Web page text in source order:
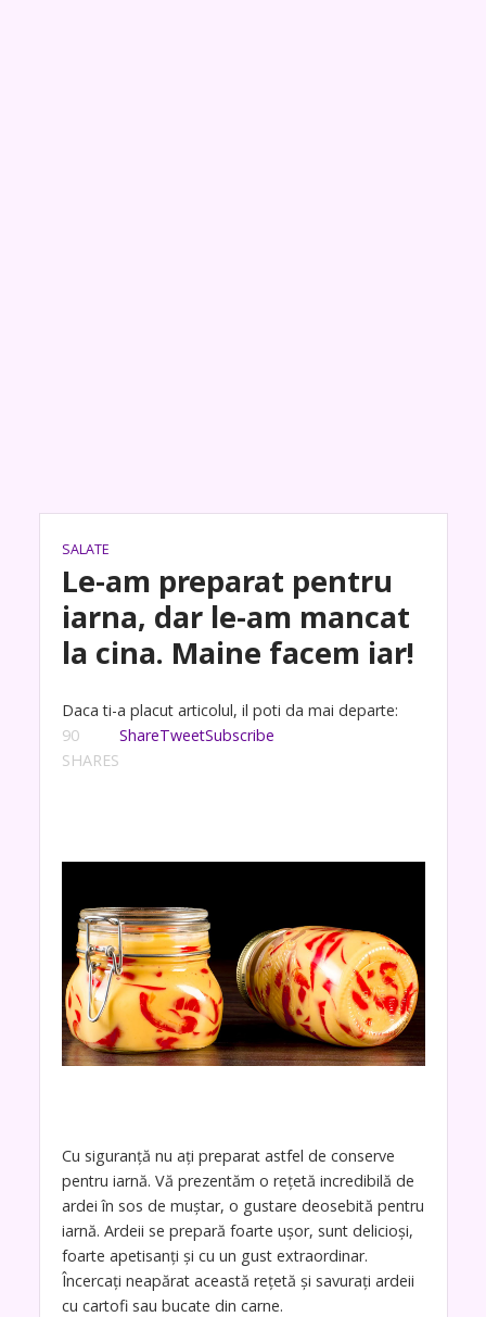
SALATE
Le-am preparat pentru
iarna, dar le-am mancat
la cina. Maine facem iar!
Daca ti-a placut articolul, il poti da mai departe:
90
SHARES
ShareTweetSubscribe
Cu siguranță nu ați preparat astfel de conserve
pentru iarnă. Vă prezentăm o rețetă incredibilă de
ardei în sos de muștar, o gustare deosebită pentru
iarnă. Ardeii se prepară foarte ușor, sunt delicioși,
foarte apetisanți și cu un gust extraordinar.
Încercați neapărat această rețetă și savurați ardeii
cu cartofi sau bucate din carne.